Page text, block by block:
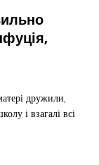
дружили,
і взагалі всі